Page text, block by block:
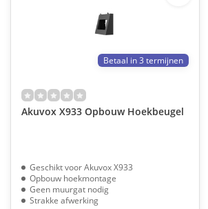
Betaal in 3 termijnen
Akuvox X933 Opbouw Hoekbeugel
Geschikt voor Akuvox X933
Opbouw hoekmontage
Geen muurgat nodig
Strakke afwerking